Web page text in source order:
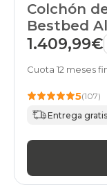
Colchón
Bestbed
1.409,99€
Cuota 12 meses
5(107)
Entrega gratis